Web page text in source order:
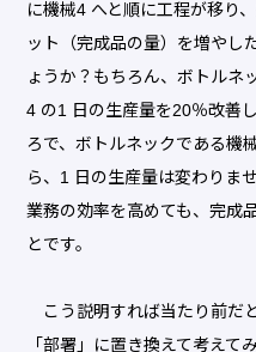
に機械4 へと順に工程が移り
ット（完成品の量）を増やし
ょうか？もちろん、ボトルネ
4 の1 日の生産量を20％改善
ろで、ボトルネックである機
ら、1 日の生産量は変わりま
業務の効率を高めても、完成
とです。
こう説明すれば当たり前だ
「部署」に置き換えて考え